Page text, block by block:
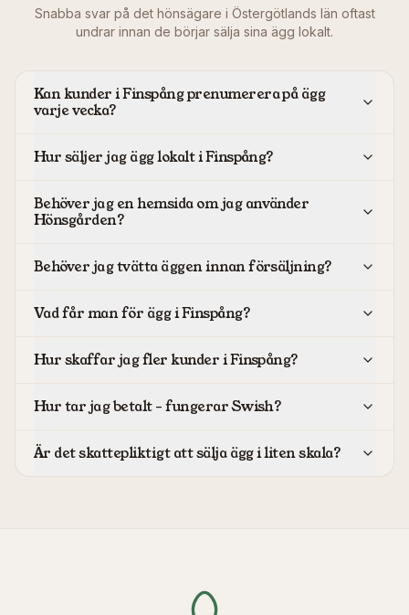
Snabba svar på det hönsägare i Östergötlands län oftast
undrar innan de börjar sälja sina ägg lokalt.
Kan kunder i Finspång prenumerera på ägg
varje vecka?
Hur säljer jag ägg lokalt i Finspång?
Behöver jag en hemsida om jag använder
Hönsgården?
Behöver jag tvätta äggen innan försäljning?
Vad får man för ägg i Finspång?
Hur skaffar jag fler kunder i Finspång?
Hur tar jag betalt – fungerar Swish?
Är det skattepliktigt att sälja ägg i liten skala?